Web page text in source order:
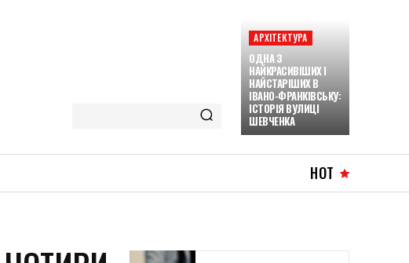
АРХІТЕКТУРА
ОДНА З
НАЙКРАСИВІШИХ І
НАЙСТАРІШИХ В
ІВАНО-ФРАНКІВСЬКУ:
ІСТОРІЯ ВУЛИЦІ
ШЕВЧЕНКА
HOT